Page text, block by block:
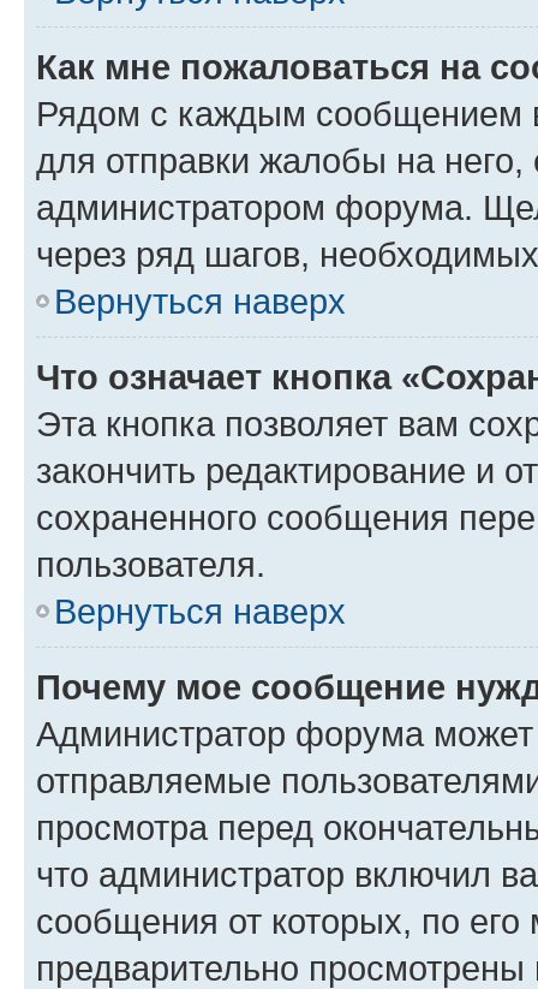
Как мне пожаловаться на
Рядом с каждым сообщением
для отправки жалобы на
администратором форума.
через ряд шагов,
Вернуться наверх
Что означает кнопка
Эта кнопка позволяет вам
закончить редактирование и
сохраненного сообщения
пользователя.
Вернуться наверх
Почему мое сообщение
Администратор форума
отправляемые
просмотра перед
что администратор включил
сообщения от которых, по
предварительно